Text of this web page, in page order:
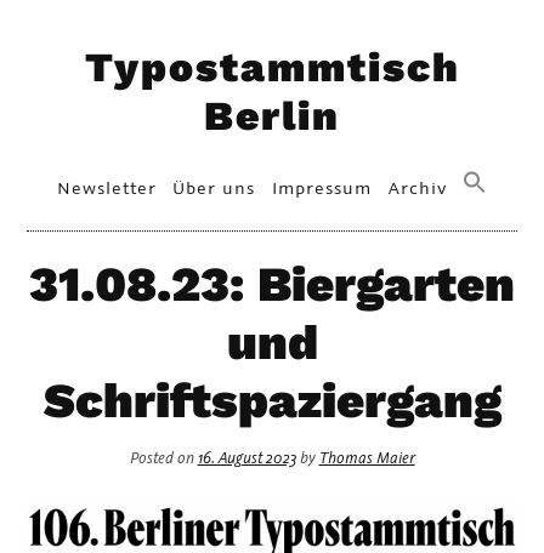
Typostammtisch
Berlin
Primary
Menu
Newsletter Über uns Impressum Archiv
31.08.23: Biergarten
und
Schriftspaziergang
Posted on16. August 2023by Thomas Maier